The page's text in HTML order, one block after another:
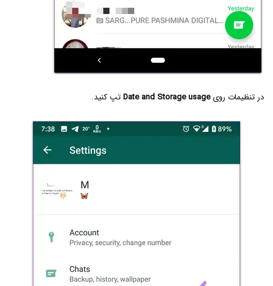
در تنظیمات رویDate and Storage usageتپ کنید.